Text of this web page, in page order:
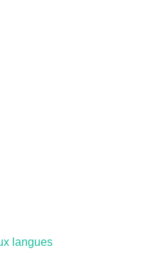
langues